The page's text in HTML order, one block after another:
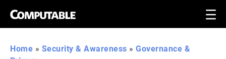
Home » Security & Awareness » Governance &